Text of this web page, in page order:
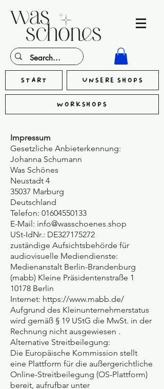
Start Unsere Shops
Workshops
Impressum
Gesetzliche Anbieterkennung:
Johanna Schumann
Was Schönes
Neustadt 4
35037 Marburg
Deutschland
Telefon: 01604550133
E-Mail: info@wasschoenes.shop
USt-IdNr.: DE327175272
zuständige Aufsichtsbehörde für
audiovisuelle Mediendienste:
Medienanstalt Berlin-Brandenburg
(mabb) Kleine Präsidentenstraße 1
10178 Berlin
Internet: https://www.mabb.de/
Aufgrund des Kleinunternehmerstatus
wird gemäß § 19 UStG die MwSt. in der
Rechnung nicht ausgewiesen .
Alternative Streitbeilegung:
Die Europäische Kommission stellt
eine Plattform für die außergerichtliche
Online-Streitbeilegung (OS-Plattform)
bereit, aufrufbar unter